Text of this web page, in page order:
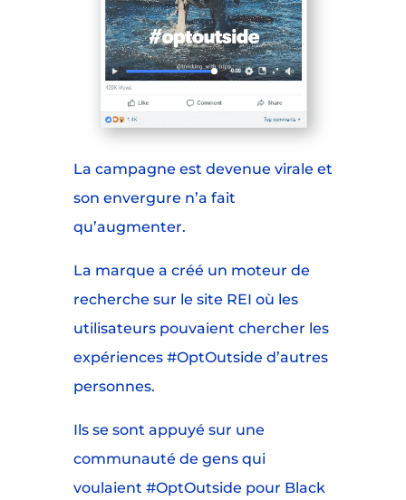
La campagne est devenue virale et
son envergure n’a fait
qu’augmenter.
La marque a créé un moteur de
recherche sur le site REI où les
utilisateurs pouvaient chercher les
expériences #OptOutside d’autres
personnes.
Ils se sont appuyé sur une
communauté de gens qui
voulaient #OptOutside pour Black